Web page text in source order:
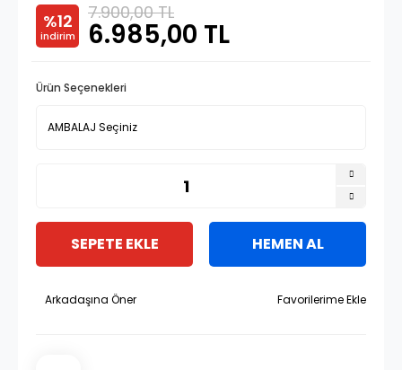
%12
indirim
7.900,00 TL
6.985,00 TL
Ürün Seçenekleri
SEPETE EKLE HEMEN AL
Arkadaşına Öner